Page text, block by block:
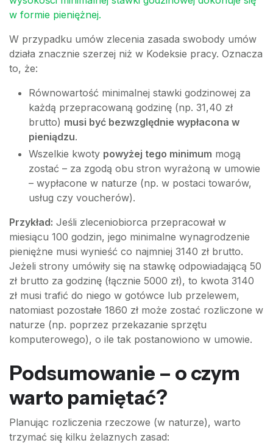
w formie pieniężnej.
W przypadku umów zlecenia zasada swobody umów
działa znacznie szerzej niż w Kodeksie pracy. Oznacza
to, że:
Równowartość minimalnej stawki godzinowej za
każdą przepracowaną godzinę (np. 31,40 zł
brutto) musi być bezwzględnie wypłacona w
pieniądzu.
Wszelkie kwoty powyżej tego minimum mogą
zostać – za zgodą obu stron wyrażoną w umowie
– wypłacone w naturze (np. w postaci towarów,
usług czy voucherów).
Przykład: Jeśli zleceniobiorca przepracował w
miesiącu 100 godzin, jego minimalne wynagrodzenie
pieniężne musi wynieść co najmniej 3140 zł brutto.
Jeżeli strony umówiły się na stawkę odpowiadającą 50
zł brutto za godzinę (łącznie 5000 zł), to kwota 3140
zł musi trafić do niego w gotówce lub przelewem,
natomiast pozostałe 1860 zł może zostać rozliczone w
naturze (np. poprzez przekazanie sprzętu
komputerowego), o ile tak postanowiono w umowie.
Podsumowanie – o czym
warto pamiętać?
Planując rozliczenia rzeczowe (w naturze), warto
trzymać się kilku żelaznych zasad: